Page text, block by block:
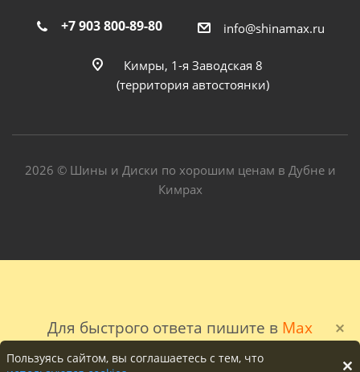
Для быстрого ответа пишите в Max
+7 903 800-89-80 info@shinamax.ru
Кимры, 1-я Заводская 8
(территория автостоянки)
2026 © Шины и Диски по хорошим ценам в Дубне и
Кимрах
Пользуясь сайтом, вы соглашаетесь с тем, что